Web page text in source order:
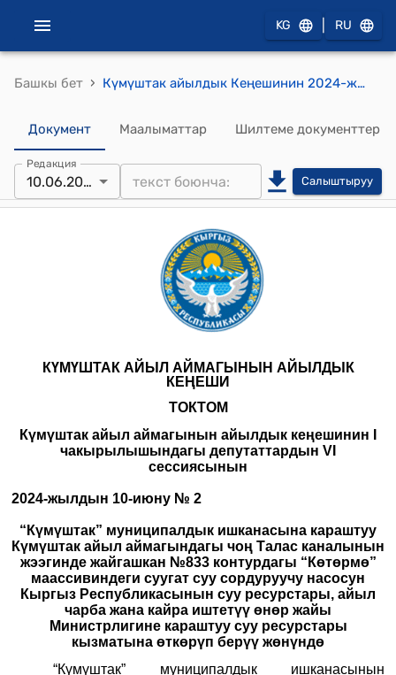
KG RU
Башкы бет › Күмүштак айылдык Кеңешинин 2024-жылдын 10-июнундагы № 2 “Күмүштак” муниципалдык ишканасына караштуу Күмүштак айыл аймагындагы чоң Талас каналынын жээгинде жайгашкан №833 контурдагы “Көтөрмө” маассивиндеги суугат суу сордуруучу насосун Кыргыз Республикасынын суу ресурстары, айыл чарба жана кайра иштетүү өнөр жайы Министрлигине караштуу суу ресурстары кызматына өткөрүп берүү жөнүндө" токтому
Документ Маалыматтар Шилтеме документтер
Редакция
10.06.2024 Салыштыруу